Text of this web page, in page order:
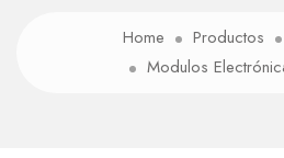
Home Productos
Modulos